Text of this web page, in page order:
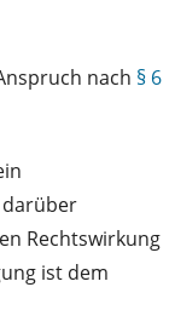
nach § 6
darüber
Rechtswirkung
ist dem